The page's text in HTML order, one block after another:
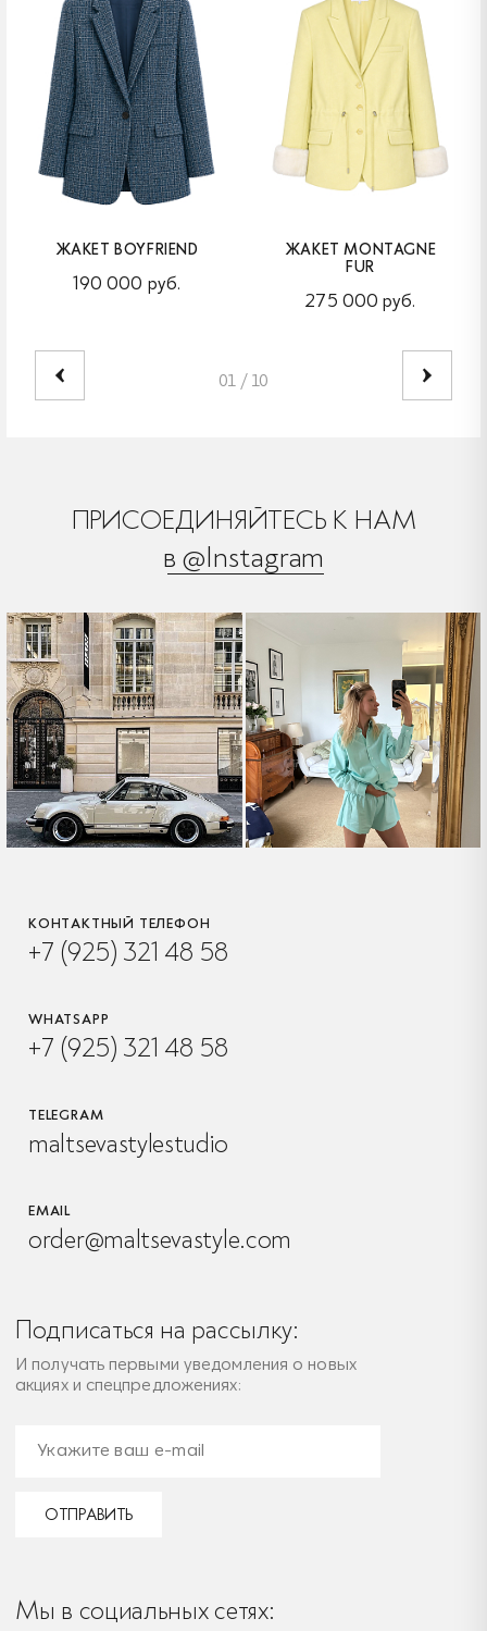
ЖАКЕТ BOYFRIEND
190 000 руб.
ЖАКЕТ MONTAGNE
FUR
275 000 руб.
01 / 10
ПРИСОЕДИНЯЙТЕСЬ К НАМ
в @Instagram
КОНТАКТНЫЙ ТЕЛЕФОН
+7 (925) 321 48 58
WHATSAPP
+7 (925) 321 48 58
TELEGRAM
maltsevastylestudio
EMAIL
order@maltsevastyle.com
Подписаться на рассылку:
И получать первыми уведомления о новых
акциях и спецпредложениях:
ОТПРАВИТЬ
Мы в социальных сетях: